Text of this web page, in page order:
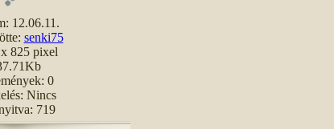
12.06.11.
senki75
825 pixel
0
Nincs
719